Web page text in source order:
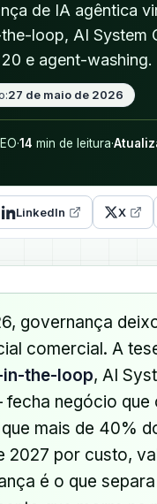
de IA agêntica
loop, AI System
e agent-washing.
27 de maio de 2026
·14 min de leitura·
LinkedIn X
governança
comercial. A
in-the-loop, AI
negócio que
mais de 40%
2027 por custo,
é o que